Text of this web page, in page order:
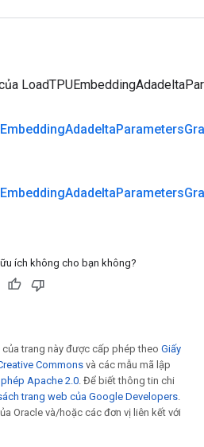
AdadeltaParameters
AdadeltaParameters
ích không cho bạn không?
trang này được cấp phép theo Giấy
Commons và các mẫu mã lập
Apache 2.0. Để biết thông tin chi
trang web của Google Developers.
Oracle và/hoặc các đơn vị liên kết với